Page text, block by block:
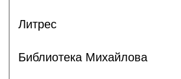
Литрес
Библиотека Михайлова